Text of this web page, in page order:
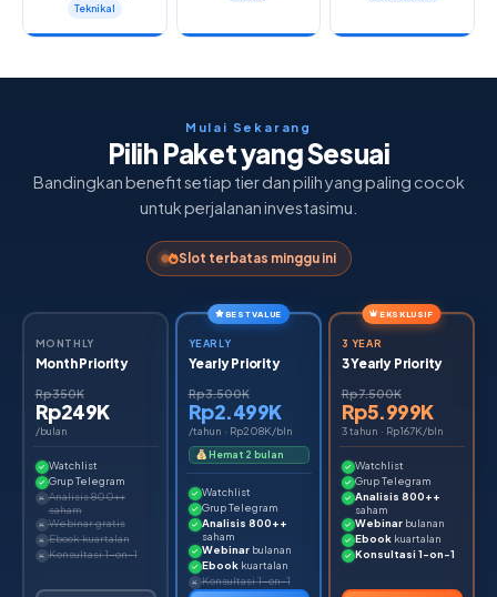
Teknikal
Mulai Sekarang
Pilih Paket yang Sesuai
Bandingkan benefit setiap tier dan pilih yang paling cocok
untuk perjalanan investasimu.
Slot terbatas minggu ini
MONTHLY
Month Priority
Rp350K
Rp249K
/bulan
Watchlist
Grup Telegram
Analisis 800++
saham
Webinar gratis
Ebook kuartalan
Konsultasi 1-on-1
BEST VALUE
YEARLY
Yearly Priority
Rp3.500K
Rp2.499K
/tahun · Rp208K/bln
Hemat 2 bulan
Watchlist
Grup Telegram
Analisis 800++
saham
Webinarbulanan
Ebookkuartalan
Konsultasi 1-on-1
EKSKLUSIF
3 YEAR
3 Yearly Priority
Rp7.500K
Rp5.999K
3 tahun · Rp167K/bln
Watchlist
Grup Telegram
Analisis 800++
saham
Webinarbulanan
Ebookkuartalan
Konsultasi 1-on-1